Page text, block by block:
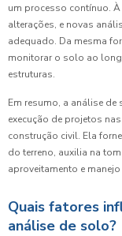
um processo contínuo.
alterações, e novas
adequado. Da mesma
monitorar o solo ao
estruturas.
Em resumo, a análise
execução de projetos
construção civil. Ela
do terreno, auxilia na
aproveitamento e
Quais fatores
análise de solo?